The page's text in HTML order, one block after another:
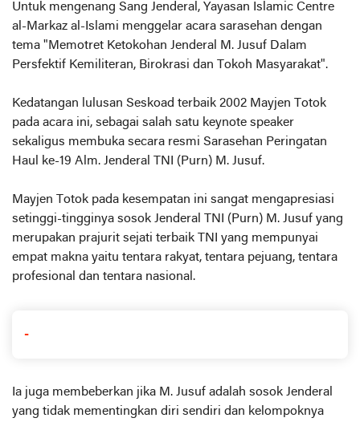
Untuk mengenang Sang Jenderal, Yayasan Islamic Centre
al-Markaz al-Islami menggelar acara sarasehan dengan
tema "Memotret Ketokohan Jenderal M. Jusuf Dalam
Persfektif Kemiliteran, Birokrasi dan Tokoh Masyarakat".
Kedatangan lulusan Seskoad terbaik 2002 Mayjen Totok
pada acara ini, sebagai salah satu keynote speaker
sekaligus membuka secara resmi Sarasehan Peringatan
Haul ke-19 Alm. Jenderal TNI (Purn) M. Jusuf.
Mayjen Totok pada kesempatan ini sangat mengapresiasi
setinggi-tingginya sosok Jenderal TNI (Purn) M. Jusuf yang
merupakan prajurit sejati terbaik TNI yang mempunyai
empat makna yaitu tentara rakyat, tentara pejuang, tentara
profesional dan tentara nasional.
-
Ia juga membeberkan jika M. Jusuf adalah sosok Jenderal
yang tidak mementingkan diri sendiri dan kelompoknya